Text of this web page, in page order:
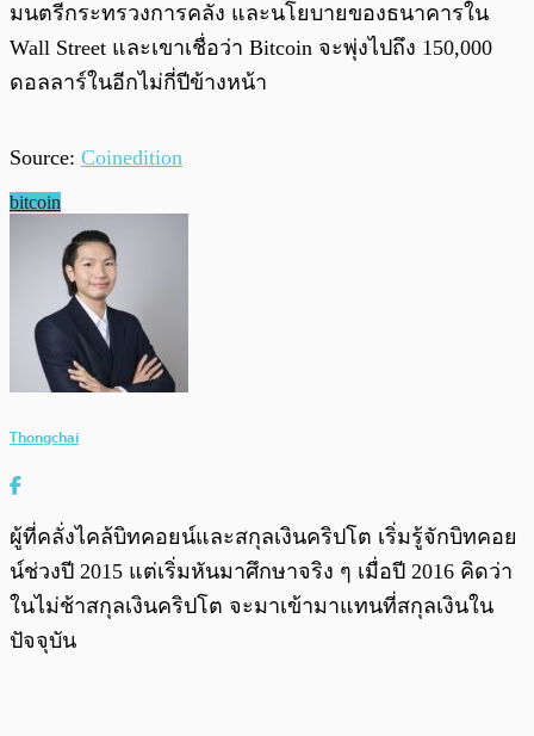
มนตรีกระทรวงการคลัง และนโยบายของธนาคารใน
Wall Street และเขาเชื่อว่า Bitcoin จะพุ่งไปถึง 150,000
ดอลลาร์ในอีกไม่กี่ปีข้างหน้า
Source: Coinedition
bitcoin
Thongchai
ผู้ที่คลั่งไคล้บิทคอยน์และสกุลเงินคริปโต เริ่มรู้จักบิทคอย
น์ช่วงปี 2015 แต่เริ่มหันมาศึกษาจริง ๆ เมื่อปี 2016 คิดว่า
ในไม่ช้าสกุลเงินคริปโต จะมาเข้ามาแทนที่สกุลเงินใน
ปัจจุบัน